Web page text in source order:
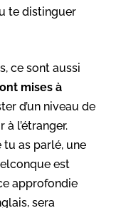
te distinguer
ce sont aussi
mises à
d’un niveau de
l’étranger.
as parlé, une
est
approfondie
sera